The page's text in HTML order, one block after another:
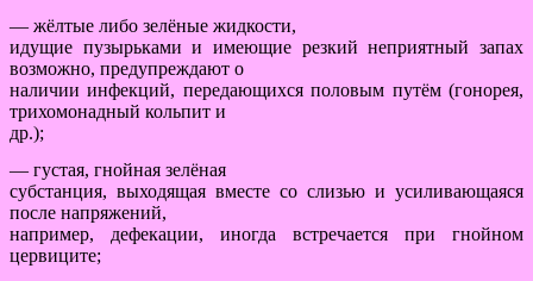
— жёлтые либо зелёные жидкости,
идущие пузырьками и имеющие резкий неприятный запах
возможно, предупреждают о
наличии инфекций, передающихся половым путём (гонорея,
трихомонадный кольпит и
др.);
— густая, гнойная зелёная
субстанция, выходящая вместе со слизью и усиливающаяся
после напряжений,
например, дефекации, иногда встречается при гнойном
цервиците;